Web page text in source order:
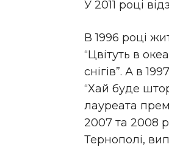
У 2011 році
В 1996 році
“Цвітуть в
снігів”. А в
“Хай буде
лауреата
2007 та 2008
Тернополі,